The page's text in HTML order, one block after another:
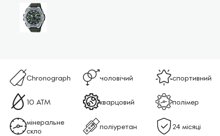
Chronograph чоловічий спортивний
10 ATM кварцовий полімер
мінеральне
скло
поліуретан 24 місяці